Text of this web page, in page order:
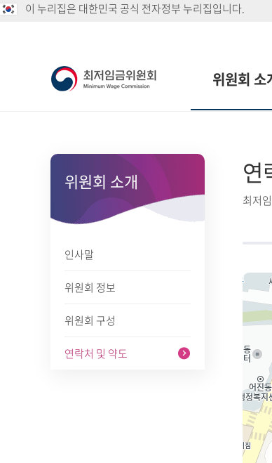
이 누리집은 대한민국 공식 전자정부 누리집입니다.
위원회 소
위원회 소개
인사말
위원회 정보
위원회 구성
연락처 및 약도
연
최저